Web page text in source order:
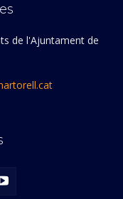
de l'Ajuntament de